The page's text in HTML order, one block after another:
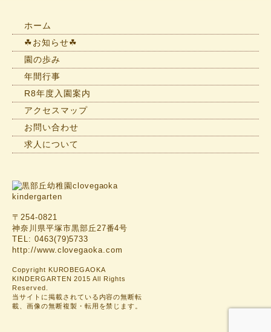
ホーム
☘お知らせ☘
園の歩み
年間行事
R8年度入園案内
アクセスマップ
お問い合わせ
求人について
〒254-0821
神奈川県平塚市黒部丘27番4号
TEL: 0463(79)5733
http://www.clovegaoka.com
Copyright KUROBEGAOKA
KINDERGARTEN 2015 All Rights
Reserved.
当サイトに掲載されている内容の無断転
載、画像の無断複製・転用を禁じます。